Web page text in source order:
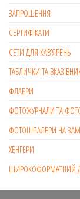
ЗАПРОШЕННЯ
СЕРТИФІКАТИ
СЕТИ ДЛЯ КАВ’ЯРЕНЬ
ТАБЛИЧКИ ТА
ФЛАЕРИ
ФОТОЖУРНАЛИ ТА
ФОТОШПАЛЕРИ НА
ХЕНГЕРИ
ШИРОКОФОРМАТНИЙ